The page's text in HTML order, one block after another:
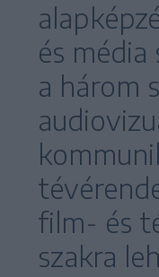
és
a három
film- és
szakra